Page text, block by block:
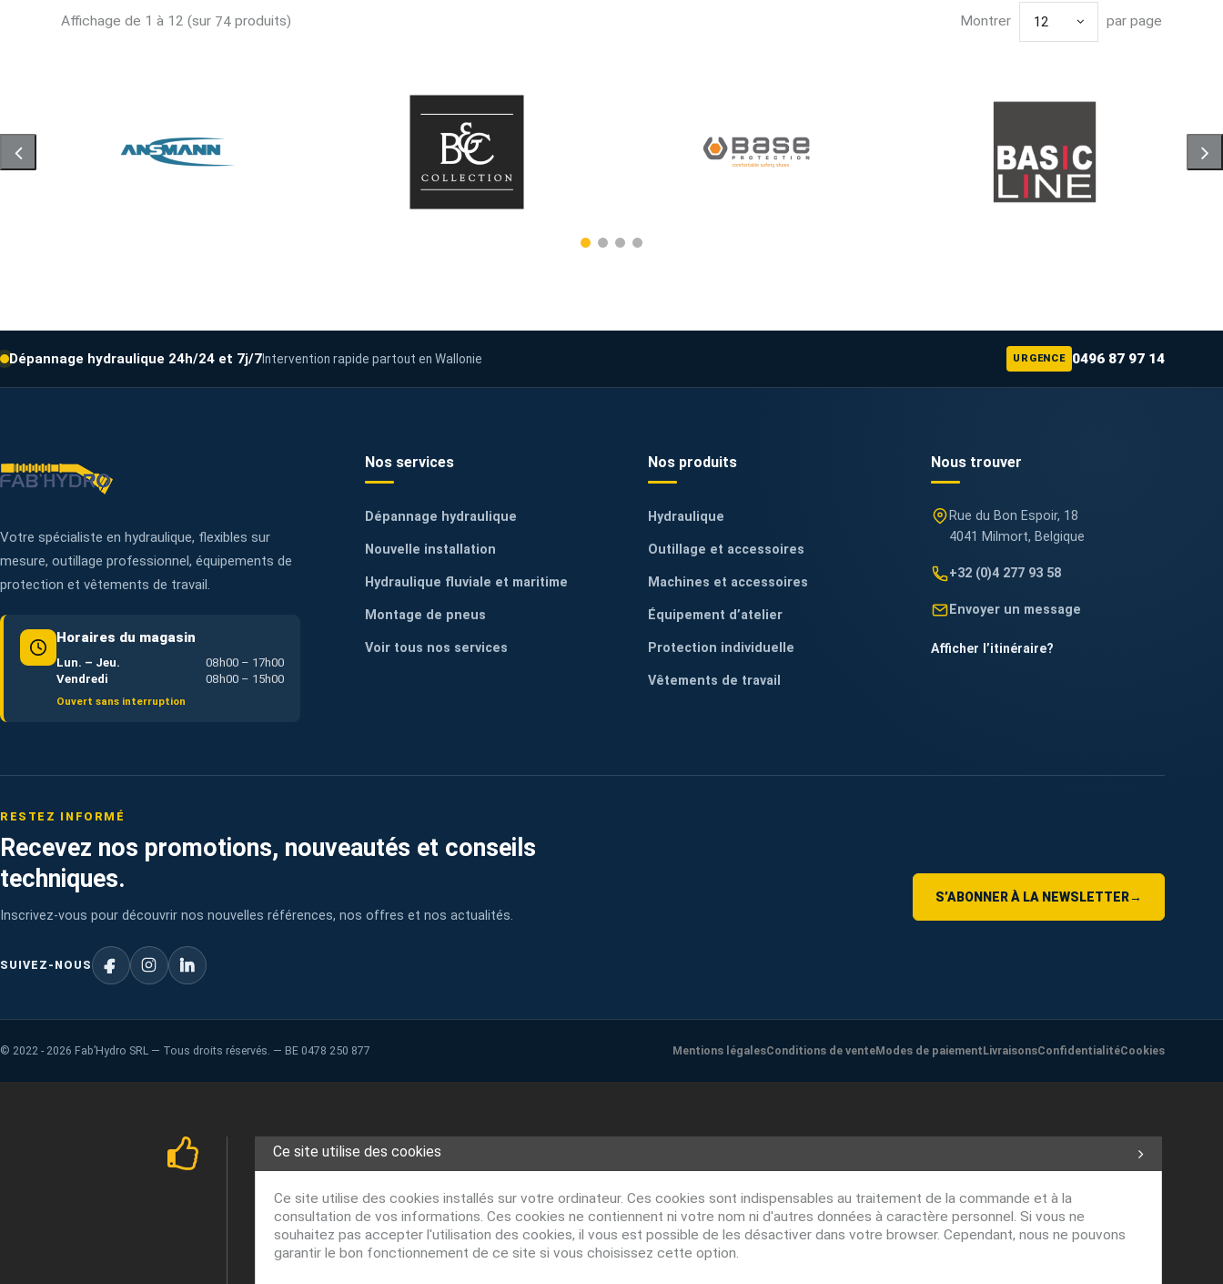
Affichage de 1 à 12 (sur 74 produits) Montrer 12 par page
Dépannage hydraulique 24h/24 et 7j/7Intervention rapide partout en Wallonie URGENCE 0496 87 97 14
Votre spécialiste en hydraulique, flexibles sur
mesure, outillage professionnel, équipements de
protection et vêtements de travail.
Horaires du magasin
Lun. – Jeu.
08h00 – 17h00
Vendredi
08h00 – 15h00
Ouvert sans interruption
Nos services
Dépannage hydraulique
Nouvelle installation
Hydraulique fluviale et maritime
Montage de pneus
Voir tous nos services
Nos produits
Hydraulique
Outillage et accessoires
Machines et accessoires
Équipement d’atelier
Protection individuelle
Vêtements de travail
Nous trouver
Rue du Bon Espoir, 18
4041 Milmort, Belgique
+32 (0)4 277 93 58
Envoyer un message
Afficher l’itinéraire?
RESTEZ INFORMÉ
Recevez nos promotions, nouveautés et conseils
techniques.
Inscrivez-vous pour découvrir nos nouvelles références, nos offres et nos actualités.
SUIVEZ-NOUS
S’ABONNER À LA NEWSLETTER→
© 2022 - 2026 Fab’Hydro SRL — Tous droits réservés. — BE 0478 250 877 Mentions légalesConditions de venteModes de paiementLivraisonsConfidentialitéCookies
Ce site utilise des cookies
Ce site utilise des cookies installés sur votre ordinateur. Ces cookies sont indispensables au traitement de la commande et à la
consultation de vos informations. Ces cookies ne contiennent ni votre nom ni d'autres données à caractère personnel. Si vous ne
souhaitez pas accepter l'utilisation des cookies, il vous est possible de les désactiver dans votre browser. Cependant, nous ne pouvons
garantir le bon fonctionnement de ce site si vous choisissez cette option.